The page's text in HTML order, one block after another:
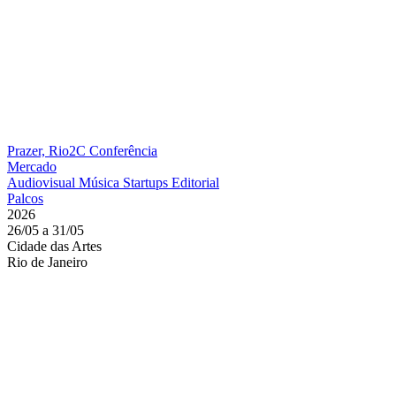
Prazer, Rio2C Conferência
Mercado
Audiovisual Música Startups Editorial
Palcos
2026
26/05 a 31/05
Cidade das Artes
Rio de Janeiro